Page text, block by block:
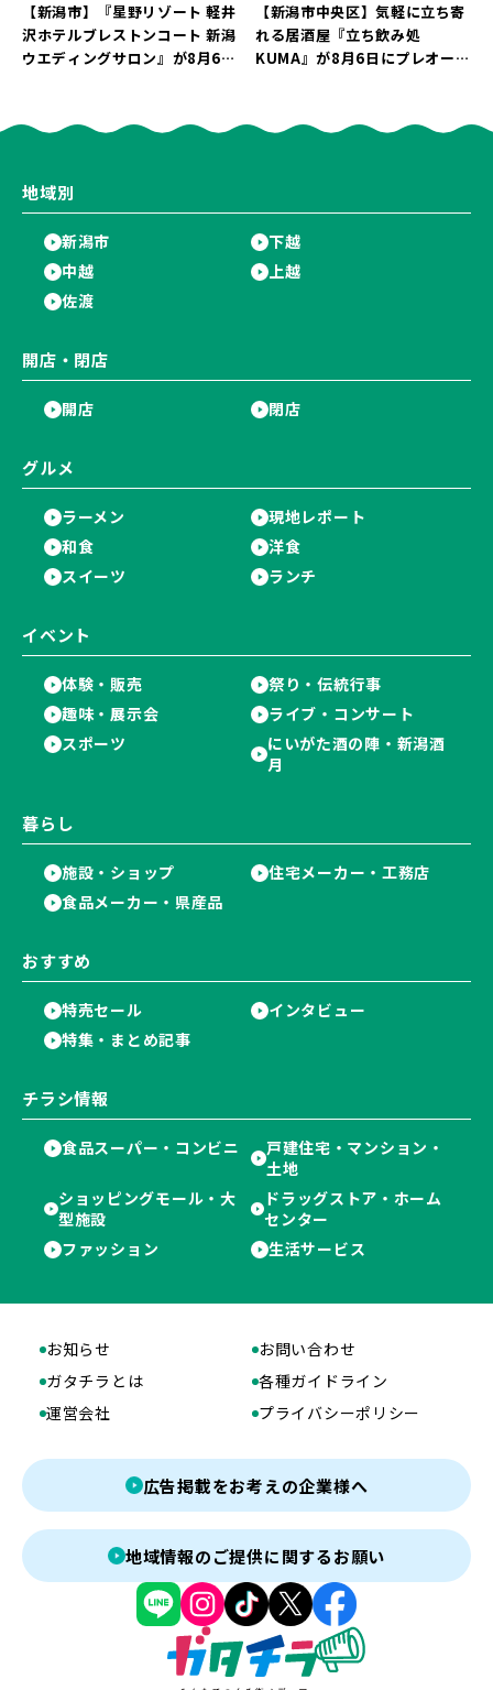
【新潟市】『星野リゾート 軽井
沢ホテルブレストンコート 新潟
ウエディングサロン』が8月6日
【新潟市中央区】気軽に立ち寄
れる居酒屋『立ち飲み処
KUMA』が8月6日にプレオープ
♪
地域別
新潟市
下越
中越
上越
佐渡
開店・閉店
開店 閉店
グルメ
ラーメン
現地レポート
和食
洋食
スイーツ
ランチ
イベント
体験・販売
祭り・伝統行事
趣味・展示会
ライブ・コンサート
スポーツ
にいがた酒の陣・新潟酒
月
暮らし
施設・ショップ
住宅メーカー・工務店
食品メーカー・県産品
おすすめ
特売セール
インタビュー
特集・まとめ記事
チラシ情報
食品スーパー・コンビニ
戸建住宅・マンション・
土地
ショッピングモール・大
型施設
ドラッグストア・ホーム
センター
ファッション
生活サービス
お知らせ
お問い合わせ
ガタチラとは
各種ガイドライン
運営会社
プライバシーポリシー
広告掲載をお考えの企業様へ
地域情報のご提供に関するお願い